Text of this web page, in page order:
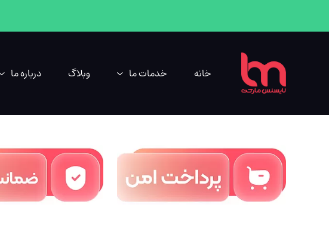
خانه خدمات ما وبلاگ درباره ما